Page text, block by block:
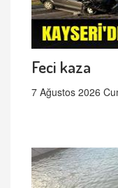
Feci kaza
7 Ağustos 2026